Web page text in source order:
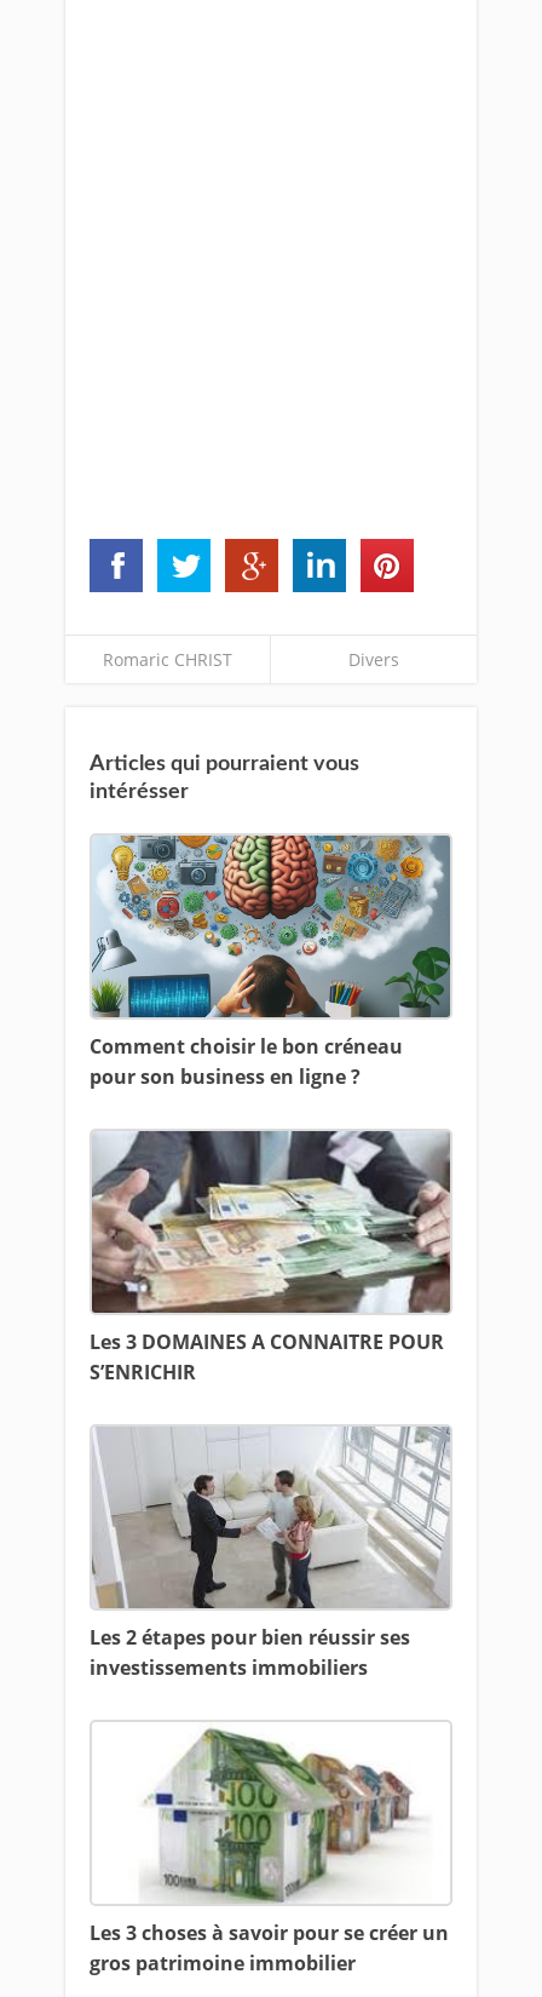
Romaric CHRIST Divers
Articles qui pourraient vous
intérésser
Comment choisir le bon créneau
pour son business en ligne ?
Les 3 DOMAINES A CONNAITRE POUR
S’ENRICHIR
Les 2 étapes pour bien réussir ses
investissements immobiliers
Les 3 choses à savoir pour se créer un
gros patrimoine immobilier